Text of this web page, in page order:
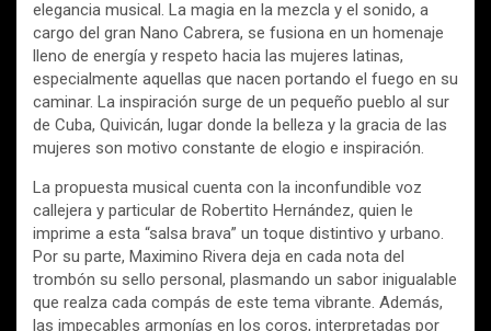
elegancia musical. La magia en la mezcla y el sonido, a
cargo del gran Nano Cabrera, se fusiona en un homenaje
lleno de energía y respeto hacia las mujeres latinas,
especialmente aquellas que nacen portando el fuego en su
caminar. La inspiración surge de un pequeño pueblo al sur
de Cuba, Quivicán, lugar donde la belleza y la gracia de las
mujeres son motivo constante de elogio e inspiración.
La propuesta musical cuenta con la inconfundible voz
callejera y particular de Robertito Hernández, quien le
imprime a esta “salsa brava” un toque distintivo y urbano.
Por su parte, Maximino Rivera deja en cada nota del
trombón su sello personal, plasmando un sabor inigualable
que realza cada compás de este tema vibrante. Además,
las impecables armonías en los coros, interpretadas por